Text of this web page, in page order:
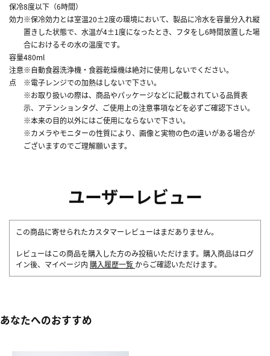
保冷
効力
8度以下（6時間）
※保冷効力とは室温20±2度の環境において、製品に冷水を容量分入れ縦
置きした状態で、水温が4±1度になったとき、フタをし6時間放置した場
合におけるその水の温度です。
容量480ml
注意
点
※自動食器洗浄機・食器乾燥機は絶対に使用しないでください。
※電子レンジでの加熱はしないで下さい。
※お取り扱いの際は、商品やパッケージなどに記載されている品質表
示、アテンションタグ、ご使用上の注意事項などを必ずご確認下さい。
※本来の目的以外にはご使用にならないで下さい。
※カメラやモニターの性質により、画像と実物の色の違いがある場合が
ございますのでご理解願います。
ユーザーレビュー
この商品に寄せられたカスタマーレビューはまだありません。
レビューはこの商品を購入した方のみ投稿いただけます。購入商品はログ
イン後、マイページ内 購入履歴一覧 からご確認いただけます。
あなたへのおすすめ